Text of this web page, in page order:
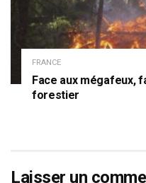
FRANCE
Face aux mégafeux,
forestier
Laisser un